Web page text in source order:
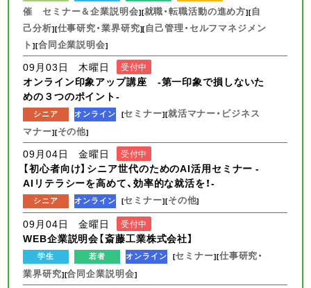
催 セミナー＆企業説明会][就職・転職活動の進め方][自
己分析][仕事研究・業界研究][自己管理・セルフマネジメン
ト][合同企業説明会]
09月03日 木曜日 受付中
オンライン印象アップ講座 -第一印象で損しないた
めの３つのポイント-
シニア オンライン [セミナー][就活マナー・ビジネス
マナー][その他]
09月04日 金曜日 受付中
【初心者向け】シニア世代のためのAI活用セミナー -
AIリテラシーを高めて、効率的な就活を！-
シニア オンライン [セミナー][その他]
09月04日 金曜日 受付中
WEB企業説明会【斎藤工業株式会社】
学生 若者 オンライン [セミナー][仕事研究・
業界研究][合同企業説明会]